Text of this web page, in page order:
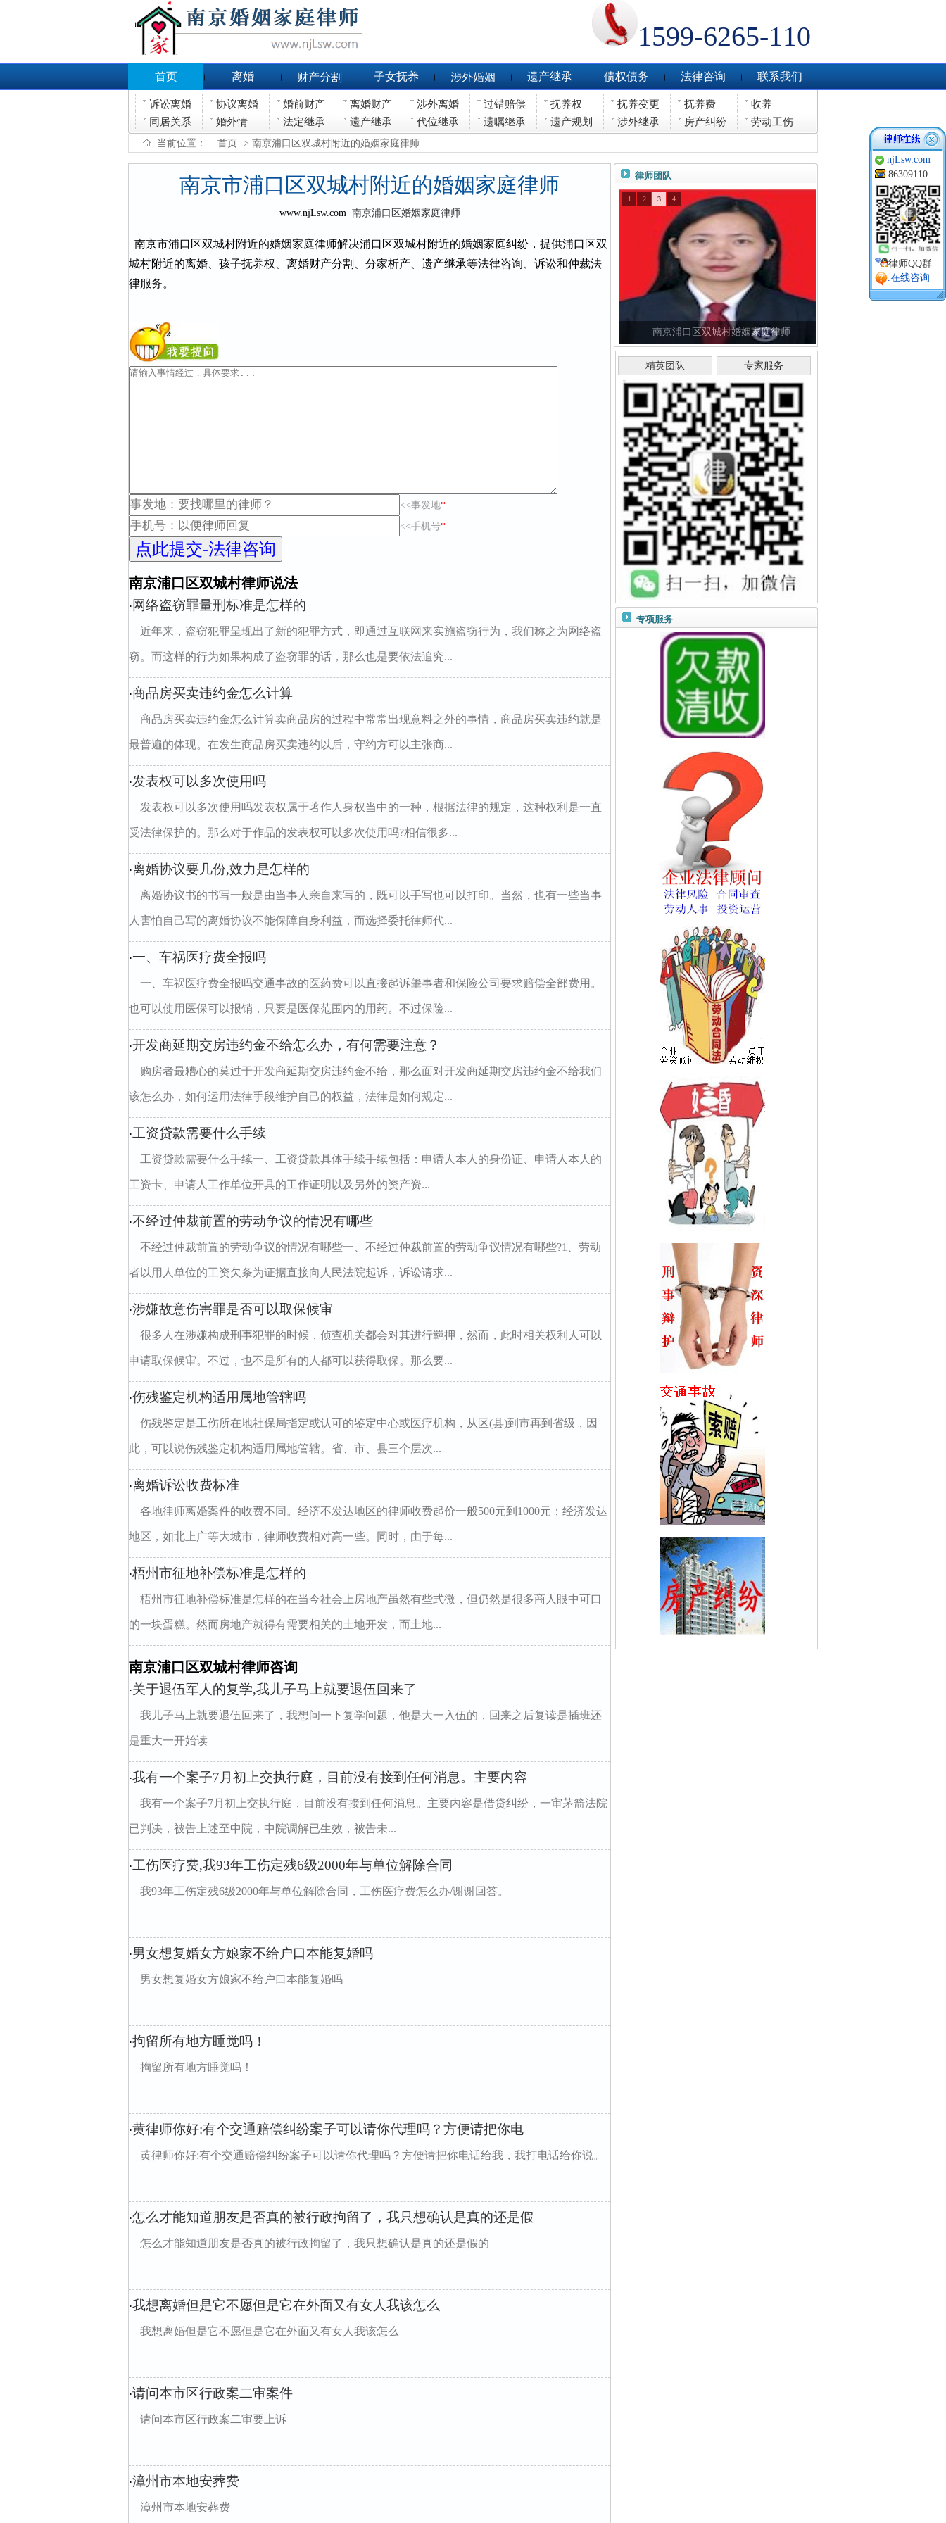
1599-6265-110
首页 离婚 财产分割 子女抚养 涉外婚姻 遗产继承 债权债务 法律咨询 联系我们
诉讼离婚 协议离婚 婚前财产 离婚财产 涉外离婚 过错赔偿 抚养权 抚养变更 抚养费
收养
同居关系
婚外情 法定继承 遗产继承 代位继承 遗嘱继承 遗产规划 涉外继承 房产纠纷 劳动工伤
当前位置： 首页 -> 南京浦口区双城村附近的婚姻家庭律师
南京市浦口区双城村附近的婚姻家庭律师
www.njLsw.com 南京浦口区婚姻家庭律师
南京市浦口区双城村附近的婚姻家庭律师解决浦口区双城村附近的婚姻家庭纠纷，提供浦口区双
城村附近的离婚、孩子抚养权、离婚财产分割、分家析产、遗产继承等法律咨询、诉讼和仲裁法
律服务。
<<事发地*
<<手机号*
南京浦口区双城村律师说法
· 网络盗窃罪量刑标准是怎样的
近年来，盗窃犯罪呈现出了新的犯罪方式，即通过互联网来实施盗窃行为，我们称之为网络盗
窃。而这样的行为如果构成了盗窃罪的话，那么也是要依法追究...
·商品房买卖违约金怎么计算
商品房买卖违约金怎么计算卖商品房的过程中常常出现意料之外的事情，商品房买卖违约就是
最普遍的体现。在发生商品房买卖违约以后，守约方可以主张商...
·发表权可以多次使用吗
发表权可以多次使用吗发表权属于著作人身权当中的一种，根据法律的规定，这种权利是一直
受法律保护的。那么对于作品的发表权可以多次使用吗?相信很多...
·离婚协议要几份,效力是怎样的
离婚协议书的书写一般是由当事人亲自来写的，既可以手写也可以打印。当然，也有一些当事
人害怕自己写的离婚协议不能保障自身利益，而选择委托律师代...
·一、车祸医疗费全报吗
一、车祸医疗费全报吗交通事故的医药费可以直接起诉肇事者和保险公司要求赔偿全部费用。
也可以使用医保可以报销，只要是医保范围内的用药。不过保险...
·开发商延期交房违约金不给怎么办，有何需要注意？
购房者最糟心的莫过于开发商延期交房违约金不给，那么面对开发商延期交房违约金不给我们
该怎么办，如何运用法律手段维护自己的权益，法律是如何规定...
·工资贷款需要什么手续
工资贷款需要什么手续一、工资贷款具体手续手续包括：申请人本人的身份证、申请人本人的
工资卡、申请人工作单位开具的工作证明以及另外的资产资...
·不经过仲裁前置的劳动争议的情况有哪些
不经过仲裁前置的劳动争议的情况有哪些一、不经过仲裁前置的劳动争议情况有哪些?1、劳动
者以用人单位的工资欠条为证据直接向人民法院起诉，诉讼请求...
·涉嫌故意伤害罪是否可以取保候审
很多人在涉嫌构成刑事犯罪的时候，侦查机关都会对其进行羁押，然而，此时相关权利人可以
申请取保候审。不过，也不是所有的人都可以获得取保。那么要...
·伤残鉴定机构适用属地管辖吗
伤残鉴定是工伤所在地社保局指定或认可的鉴定中心或医疗机构，从区(县)到市再到省级，因
此，可以说伤残鉴定机构适用属地管辖。省、市、县三个层次...
·离婚诉讼收费标准
各地律师离婚案件的收费不同。经济不发达地区的律师收费起价一般500元到1000元；经济发达
地区，如北上广等大城市，律师收费相对高一些。同时，由于每...
·梧州市征地补偿标准是怎样的
梧州市征地补偿标准是怎样的在当今社会上房地产虽然有些式微，但仍然是很多商人眼中可口
的一块蛋糕。然而房地产就得有需要相关的土地开发，而土地...
南京浦口区双城村律师咨询
·关于退伍军人的复学,我儿子马上就要退伍回来了
我儿子马上就要退伍回来了，我想问一下复学问题，他是大一入伍的，回来之后复读是插班还
是重大一开始读
·我有一个案子7月初上交执行庭，目前没有接到任何消息。主要内容
我有一个案子7月初上交执行庭，目前没有接到任何消息。主要内容是借贷纠纷，一审茅箭法院
已判决，被告上述至中院，中院调解已生效，被告未...
·工伤医疗费,我93年工伤定残6级2000年与单位解除合同
我93年工伤定残6级2000年与单位解除合同，工伤医疗费怎么办/谢谢回答。
·男女想复婚女方娘家不给户口本能复婚吗
男女想复婚女方娘家不给户口本能复婚吗
·拘留所有地方睡觉吗！
拘留所有地方睡觉吗！
·黄律师你好:有个交通赔偿纠纷案子可以请你代理吗？方便请把你电
黄律师你好:有个交通赔偿纠纷案子可以请你代理吗？方便请把你电话给我，我打电话给你说。
·怎么才能知道朋友是否真的被行政拘留了，我只想确认是真的还是假
怎么才能知道朋友是否真的被行政拘留了，我只想确认是真的还是假的
·我想离婚但是它不愿但是它在外面又有女人我该怎么
我想离婚但是它不愿但是它在外面又有女人我该怎么
·请问本市区行政案二审案件
请问本市区行政案二审要上诉
·漳州市本地安葬费
漳州市本地安葬费
律师团队
南京浦口区双城村婚姻家庭律师
1 2 3 4
精英团队 专家服务
专项服务
陈庄村婚姻家庭律师 三泉婚姻家庭律师 茶
njLsw.com
86309110
律师QQ群
.在线咨询